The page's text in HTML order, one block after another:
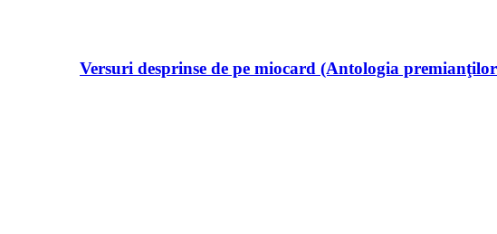
Versuri desprinse de pe miocard (Antologia